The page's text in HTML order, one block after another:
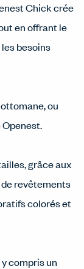
Chick crée
en offrant le
besoins
ou
grâce aux
revêtements
colorés et
compris un